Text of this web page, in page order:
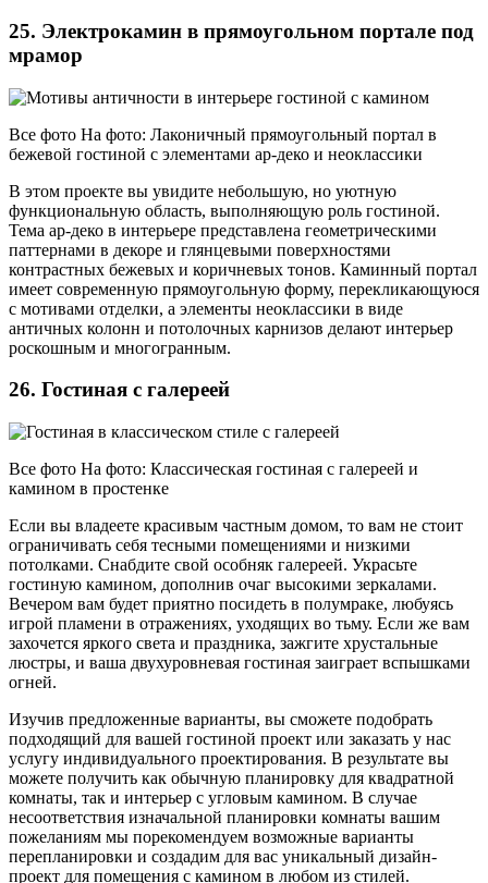
25. Электрокамин в прямоугольном портале под
мрамор
Все фото На фото: Лаконичный прямоугольный портал в
бежевой гостиной с элементами ар-деко и неоклассики
В этом проекте вы увидите небольшую, но уютную
функциональную область, выполняющую роль гостиной.
Тема ар-деко в интерьере представлена геометрическими
паттернами в декоре и глянцевыми поверхностями
контрастных бежевых и коричневых тонов. Каминный портал
имеет современную прямоугольную форму, перекликающуюся
с мотивами отделки, а элементы неоклассики в виде
античных колонн и потолочных карнизов делают интерьер
роскошным и многогранным.
26. Гостиная с галереей
Все фото На фото: Классическая гостиная с галереей и
камином в простенке
Если вы владеете красивым частным домом, то вам не стоит
ограничивать себя тесными помещениями и низкими
потолками. Снабдите свой особняк галереей. Украсьте
гостиную камином, дополнив очаг высокими зеркалами.
Вечером вам будет приятно посидеть в полумраке, любуясь
игрой пламени в отражениях, уходящих во тьму. Если же вам
захочется яркого света и праздника, зажгите хрустальные
люстры, и ваша двухуровневая гостиная заиграет вспышками
огней.
Изучив предложенные варианты, вы сможете подобрать
подходящий для вашей гостиной проект или заказать у нас
услугу индивидуального проектирования. В результате вы
можете получить как обычную планировку для квадратной
комнаты, так и интерьер с угловым камином. В случае
несоответствия изначальной планировки комнаты вашим
пожеланиям мы порекомендуем возможные варианты
перепланировки и создадим для вас уникальный дизайн-
проект для помещения с камином в любом из стилей.